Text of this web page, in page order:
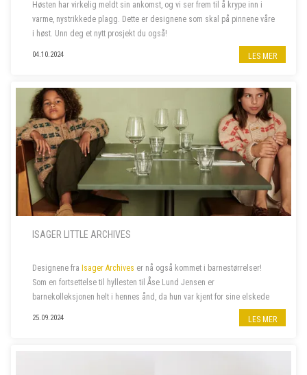
Høsten har virkelig meldt sin ankomst, og vi ser frem til å krype inn i
varme, nystrikkede plagg. Dette er designene som skal på pinnene våre
i høst. Unn deg et nytt prosjekt du også!
04.10.2024 LES MER
ISAGER LITTLE ARCHIVES
Designene fra Isager Archives er nå også kommet i barnestørrelser!
Som en fortsettelse til hyllesten til Åse Lund Jensen er
barnekolleksjonen helt i hennes ånd, da hun var kjent for sine elskede
25.09.2024 LES MER